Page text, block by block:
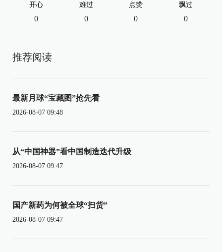
开心
0
难过
0
点赞
0
飘过
0
推荐阅读
最新月球“宝藏图”抢先看
2026-08-07 09:48
从“中国神器”看中国制造迭代升级
2026-08-07 09:47
国产新药为何被全球“扫货”
2026-08-07 09:47